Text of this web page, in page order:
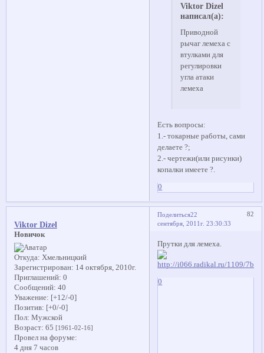
Viktor Dizel
написал(а):
Приводной
рычаг лемеха с
втулками для
регулировки
угла атаки
лемеха
Есть вопросы:
1.- токарные работы, сами
делаете ?;
2.- чертежи(или рисунки)
копалки имеете ?.
0
Поделиться 82
22
сентября, 2011г. 23:30:33
Viktor Dizel
Новичок
Откуда: Хмельницкий
Зарегистрирован: 14 октября, 2010г.
Приглашений: 0
Сообщений: 40
Уважение: [+12/-0]
Позитив: [+0/-0]
Пол: Мужской
Возраст: 65 [1961-02-16]
Провел на форуме:
4 дня 7 часов
Прутки для лемеха.
0